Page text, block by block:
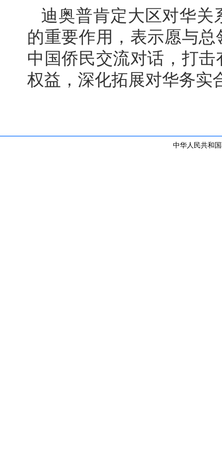
迪奥普肯定大区对华关
的重要作用，表示愿与
中国侨民交流对话，打
权益，深化拓展对华务实
中华人民共和